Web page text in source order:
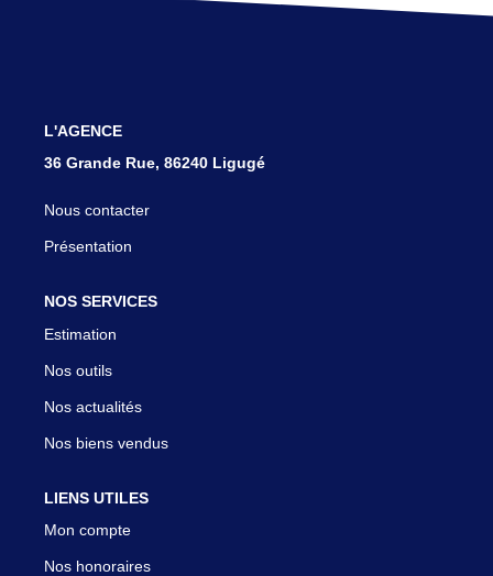
ESTIMER
L'AGENCE
36 Grande Rue, 86240 Ligugé
Nous contacter
Présentation
NOS SERVICES
Estimation
Nos outils
Nos actualités
Nos biens vendus
LIENS UTILES
Mon compte
Nos honoraires